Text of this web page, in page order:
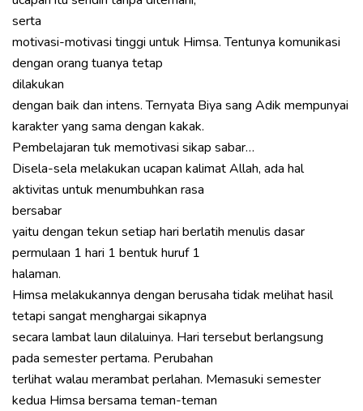
serta
motivasi-motivasi tinggi untuk Himsa. Tentunya komunikasi
dengan orang tuanya tetap
dilakukan
dengan baik dan intens. Ternyata Biya sang Adik mempunyai
karakter yang sama dengan kakak.
Pembelajaran tuk memotivasi sikap sabar…
Disela-sela melakukan ucapan kalimat Allah, ada hal
aktivitas untuk menumbuhkan rasa
bersabar
yaitu dengan tekun setiap hari berlatih menulis dasar
permulaan 1 hari 1 bentuk huruf 1
halaman.
Himsa melakukannya dengan berusaha tidak melihat hasil
tetapi sangat menghargai sikapnya
secara lambat laun dilaluinya. Hari tersebut berlangsung
pada semester pertama. Perubahan
terlihat walau merambat perlahan. Memasuki semester
kedua Himsa bersama teman-teman